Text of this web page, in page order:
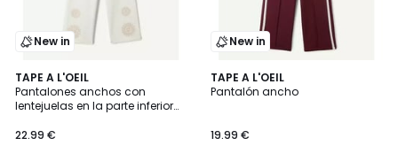
New in
TAPE A L'OEIL
Pantalones anchos con
lentejuelas en la parte inferior
22.99 €
New in
TAPE A L'OEIL
Pantalón ancho
19.99 €